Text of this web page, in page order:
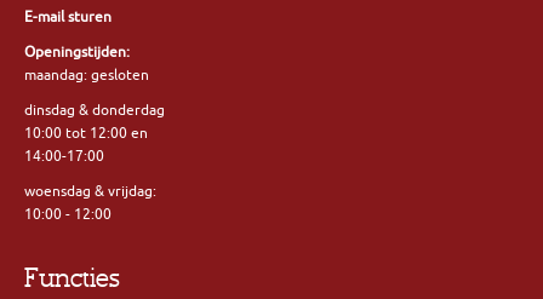
E-mail sturen
Openingstijden:
maandag: gesloten
dinsdag & donderdag
10:00 tot 12:00 en
14:00-17:00
woensdag & vrijdag:
10:00 - 12:00
Functies